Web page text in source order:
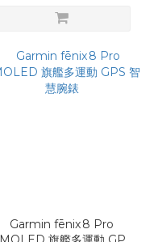
Garmin fēnix 8 Pro